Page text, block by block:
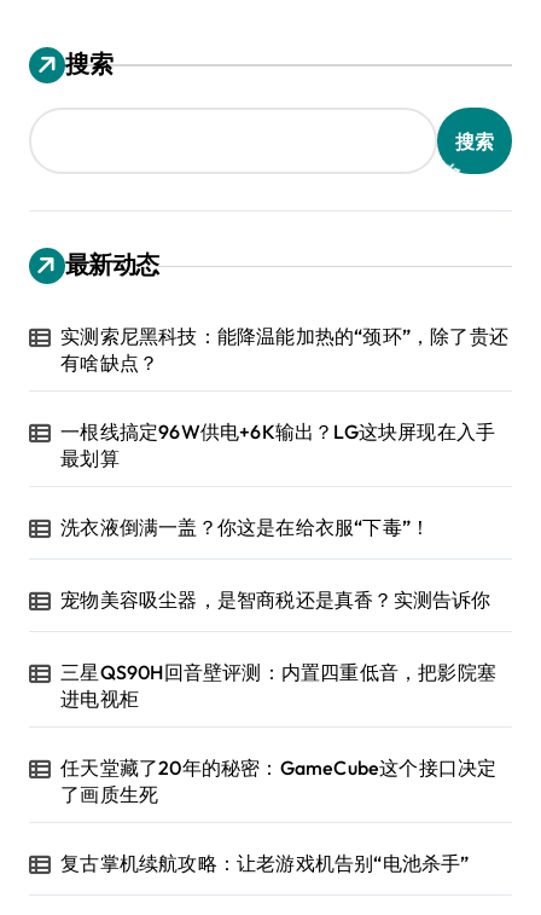
搜索
搜索
最新动态
实测索尼黑科技：能降温能加热的“颈环”，除了贵还
有啥缺点？
一根线搞定96W供电+6K输出？LG这块屏现在入手
最划算
洗衣液倒满一盖？你这是在给衣服“下毒”！
宠物美容吸尘器，是智商税还是真香？实测告诉你
三星QS90H回音壁评测：内置四重低音，把影院塞
进电视柜
任天堂藏了20年的秘密：GameCube这个接口决定
了画质生死
复古掌机续航攻略：让老游戏机告别“电池杀手”